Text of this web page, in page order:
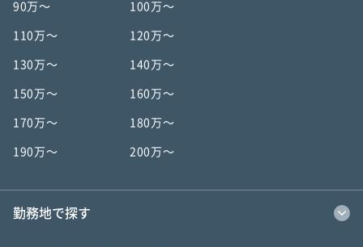
90万〜 100万〜
110万〜 120万〜
130万〜 140万〜
150万〜 160万〜
170万〜 180万〜
190万〜 200万〜
勤務地で探す